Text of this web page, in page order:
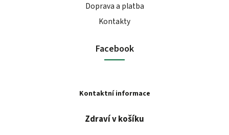
Doprava a platba
Kontakty
Facebook
Kontaktní informace
Zdraví v košíku